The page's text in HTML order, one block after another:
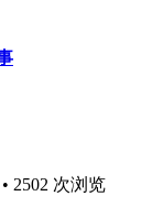
2502 次浏览